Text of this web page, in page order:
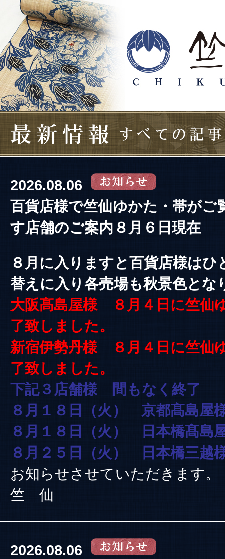
2026.08.06
百貨店様で竺仙ゆかた・帯がご
す店舗のご案内８月６日現在
８月に入りますと百貨店様はひ
替えに入り各売場も秋景色とな
大阪髙島屋様 ８月４日に竺仙
了致しました。
新宿伊勢丹様 ８月４日に竺仙
了致しました。
下記３店舗様 間もなく終了
８月１８日（火） 京都髙島屋
８月１８日（火） 日本橋髙島
８月２５日（火） 日本橋三越
お知らせさせていただきます。
竺 仙
2026.08.06